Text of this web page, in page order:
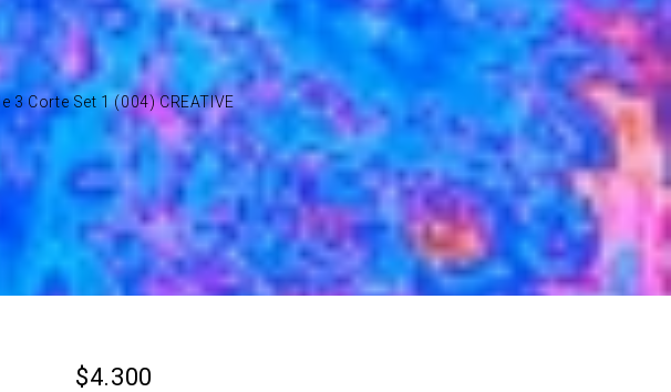
3 Corte Set 1 (004) CREATIVE
$4.300